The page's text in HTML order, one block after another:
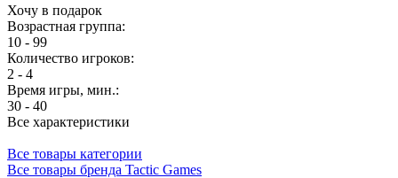
Хочу в подарок
Возрастная группа:
10 - 99
Количество игроков:
2 - 4
Время игры, мин.:
30 - 40
Все характеристики
Все товары категории
Все товары бренда Tactic Games